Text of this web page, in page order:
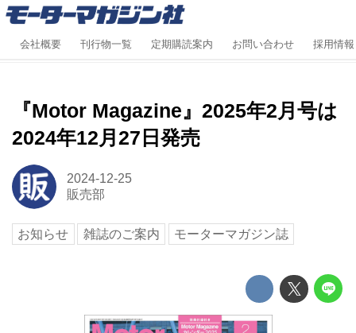
会社概要 刊行物一覧 定期購読案内 お問い合わせ 採用情報
『Motor Magazine』2025年2月号は
2024年12月27日発売
2024-12-25
販売部
お知らせ 雑誌のご案内 モーターマガジン誌